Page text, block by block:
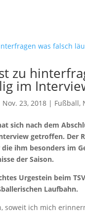
zu
im
Nov. 23, 2018 | Fußball,
sich nach dem
getroffen. Der
die ihm besonders im
der Saison.
Urgestein beim
Laufbahn.
soweit ich mich